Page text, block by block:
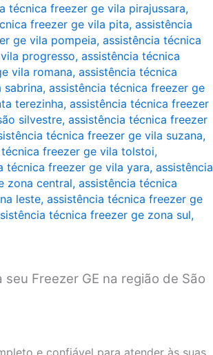
técnica freezer ge vila pirajussara,
freezer ge vila pita, assistência
ge vila pompeia, assistência técnica
progresso, assistência técnica
vila romana, assistência técnica
sabrina, assistência técnica freezer ge
terezinha, assistência técnica freezer
silvestre, assistência técnica freezer
técnica freezer ge vila suzana,
freezer ge vila tolstoi,
técnica freezer ge vila yara, assistência
zona central, assistência técnica
leste, assistência técnica freezer ge
técnica freezer ge zona sul,
Freezer GE na região de São